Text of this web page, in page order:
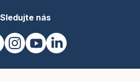
Sledujte nás